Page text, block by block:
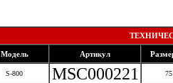
Модель Артикул
S-800 MSC000221